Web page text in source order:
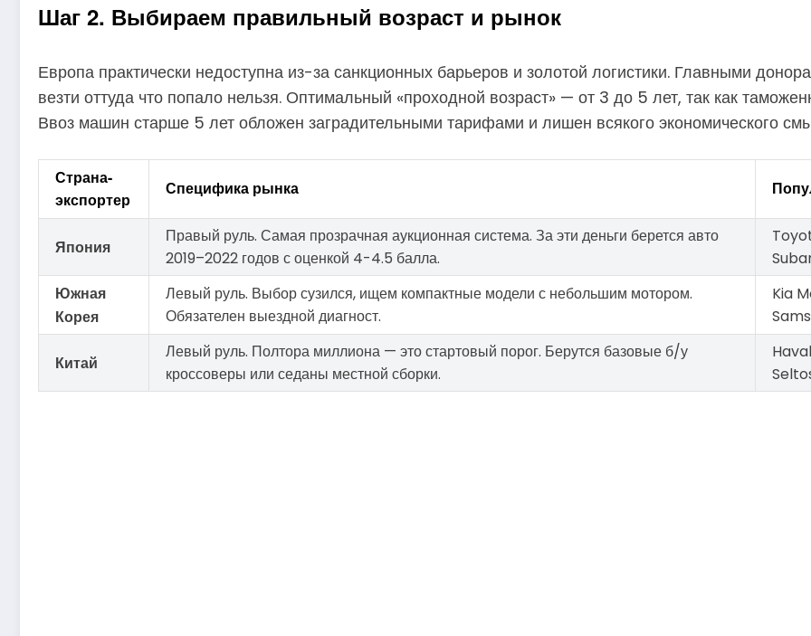
Шаг 2. Выбираем правильный возраст и рынок
Европа практически недоступна из-за санкционных барьеров и золотой логистики. Главными
везти оттуда что попало нельзя. Оптимальный «проходной возраст» — от 3 до 5 лет, так как
Ввоз машин старше 5 лет обложен заградительными тарифами и лишен всякого экономического
Страна-
экспортер
Специфика рынка
Япония
Правый руль. Самая прозрачная аукционная система. За эти деньги берется авто
2019–2022 годов с оценкой 4-4.5 балла.
Южная
Корея
Левый руль. Выбор сузился, ищем компактные модели с небольшим мотором.
Обязателен выездной диагност.
Kia
Китай
Левый руль. Полтора миллиона — это стартовый порог. Берутся базовые б/у
кроссоверы или седаны местной сборки.